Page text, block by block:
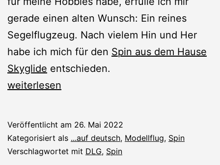
gerade einen alten Wunsch: Ein reines
Segelflugzeug. Nach vielem Hin und Her
habe ich mich für den Spin aus dem Hause
Skyglide entschieden.
Neuer
DLG
weiterlesen
Veröffentlicht am 26. Mai 2022
Kategorisiert als ...auf deutsch, Modellflug, Spin
Verschlagwortet mit DLG, Spin